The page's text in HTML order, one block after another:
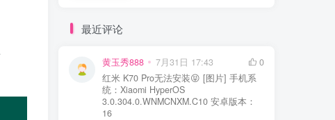
最近评论
黄玉秀888 7月31日 17:43
0
红米 K70 Pro无法安装😝 [图片] 手机系
统：Xiaomi HyperOS
3.0.304.0.WNMCNXM.C10 安卓版本：
16